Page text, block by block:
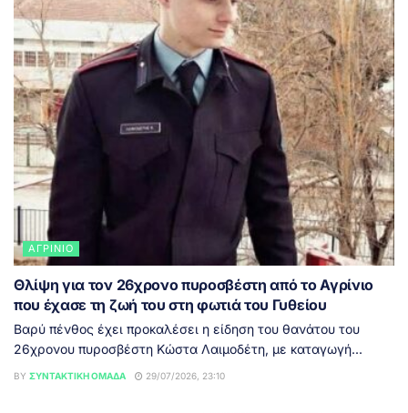
ΑΓΡΊΝΙΟ
Θλίψη για τον 26χρονο πυροσβέστη από το Αγρίνιο
που έχασε τη ζωή του στη φωτιά του Γυθείου
Βαρύ πένθος έχει προκαλέσει η είδηση του θανάτου του
26χρονου πυροσβέστη Κώστα Λαιμοδέτη, με καταγωγή...
BY ΣΥΝΤΑΚΤΙΚΉ ΟΜΆΔΑ 29/07/2026, 23:10